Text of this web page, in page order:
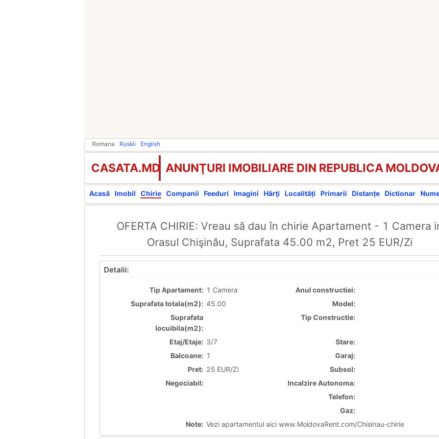
Romana Ruskii English
CASATA.MD ANUNŢURI IMOBILIARE DIN REPUBLICA
Acasă Imobil Chirie Companii Feeduri Imagini Hărţi Localități Primarii Distanțe Dictionar
OFERTA CHIRIE: Vreau să dau în chirie Apartament - 1 Camera
Orasul Chişinău, Suprafata 45.00 m2, Pret 25 EUR/Zi
Detalii:
Tip Apartament: 1 Camera
Anul constructiei:
Suprafata totala(m2): 45.00
Model:
Suprafata
locuibila(m2):
Tip Constructie:
Etaj/Etaje: 3/7
Stare:
Balcoane: 1
Garaj:
Pret: 25 EUR/Zi
Subsol:
Negociabil:
Incalzire Autonoma:
Telefon:
Gaz:
Note: Vezi apartamentul aici www.MoldovaRent.com/Chisinau-chirie